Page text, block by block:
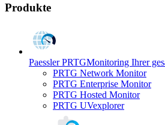
Produkte
Paessler PRTGMonitoring Ihrer
PRTG Network Monitor
PRTG Enterprise Monitor
PRTG Hosted Monitor
PRTG UVexplorer